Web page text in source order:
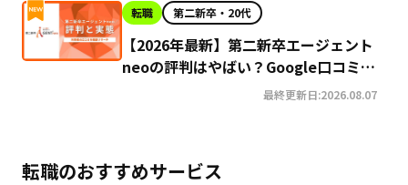
転職 第二新卒・20代
【2026年最新】第二新卒エージェント
neoの評判はやばい？Google口コミ高
評価の真実と利用の注意点を徹底解説
最終更新日:2026.08.07
転職のおすすめサービス